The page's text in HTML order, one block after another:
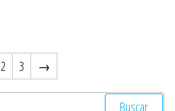
2 3 →